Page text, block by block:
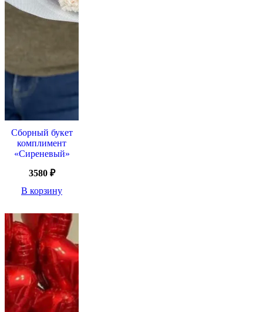
Сборный букет
комплимент
«Сиреневый»
3580 ₽
В корзину